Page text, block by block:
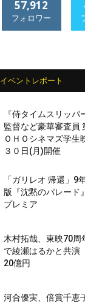
57,912
フォロワー
イベントレポート
『侍タイムスリッパ
監督など豪華審査員
ＯＨＯシネマズ学生
３０日(月)開催
「ガリレオ 帰還」9
版『沈黙のパレード
プレミア
木村拓哉、東映70周
で綾瀬はるかと共
20億円
河合優実、倍賞千恵